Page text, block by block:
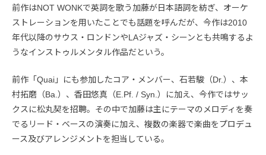
前作はNOT WONKで英詞を歌う加藤が日本語詞を紡ぎ、オーケ
ストレーションを用いたことでも話題を呼んだが、今作は2010
年代以降のサウス・ロンドンやLAジャズ・シーンとも共鳴するよ
うなインストゥルメンタル作品だという。
前作「Quai」にも参加したコア・メンバー、石若駿（Dr.）、本
村拓磨（Ba.）、香田悠真（E.Pf. / Syn.）に加え、今作ではサッ
クスに松丸契を招聘。その中で加藤は主にテーマのメロディを奏
でるリード・ベースの演奏に加え、複数の楽器で楽曲をプロデュ
ース及びアレンジメントを担当している。